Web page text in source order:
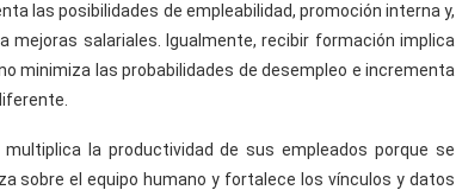
las posibilidades de empleabilidad, promoción interna y,
mejoras salariales. Igualmente, recibir formación implica
minimiza las probabilidades de desempleo e incrementa
la productividad de sus empleados porque se
sobre el equipo humano y fortalece los vínculos y datos